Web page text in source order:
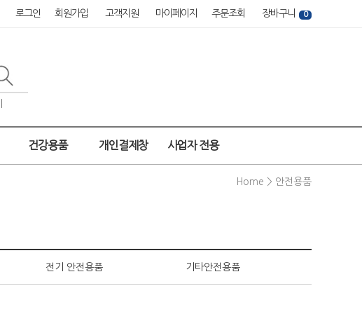
로그인 회원가입 고객지원 마이페이지 주문조회 장바구니 0
건강용품 개인결제창 사업자 전용
Home > 안전용품
전기 안전용품 기타안전용품